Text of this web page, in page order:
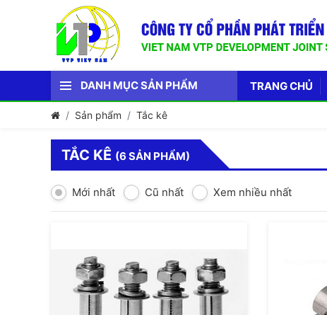
DANH MỤC SẢN PHẨM TRANG CHỦ
Sản phẩm Tắc kê
TẮC KÊ (6 SẢN PHẨM)
Mới nhất Cũ nhất Xem nhiều nhất